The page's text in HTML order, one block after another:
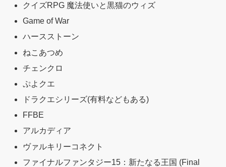
クイズRPG 魔法使いと黒猫のウィズ
Game of War
ハースストーン
ねこあつめ
チェンクロ
ぷよクエ
ドラクエシリーズ(有料などもある)
FFBE
アルカディア
ヴァルキリーコネクト
ファイナルファンタジー15：新たなる王国 (Final